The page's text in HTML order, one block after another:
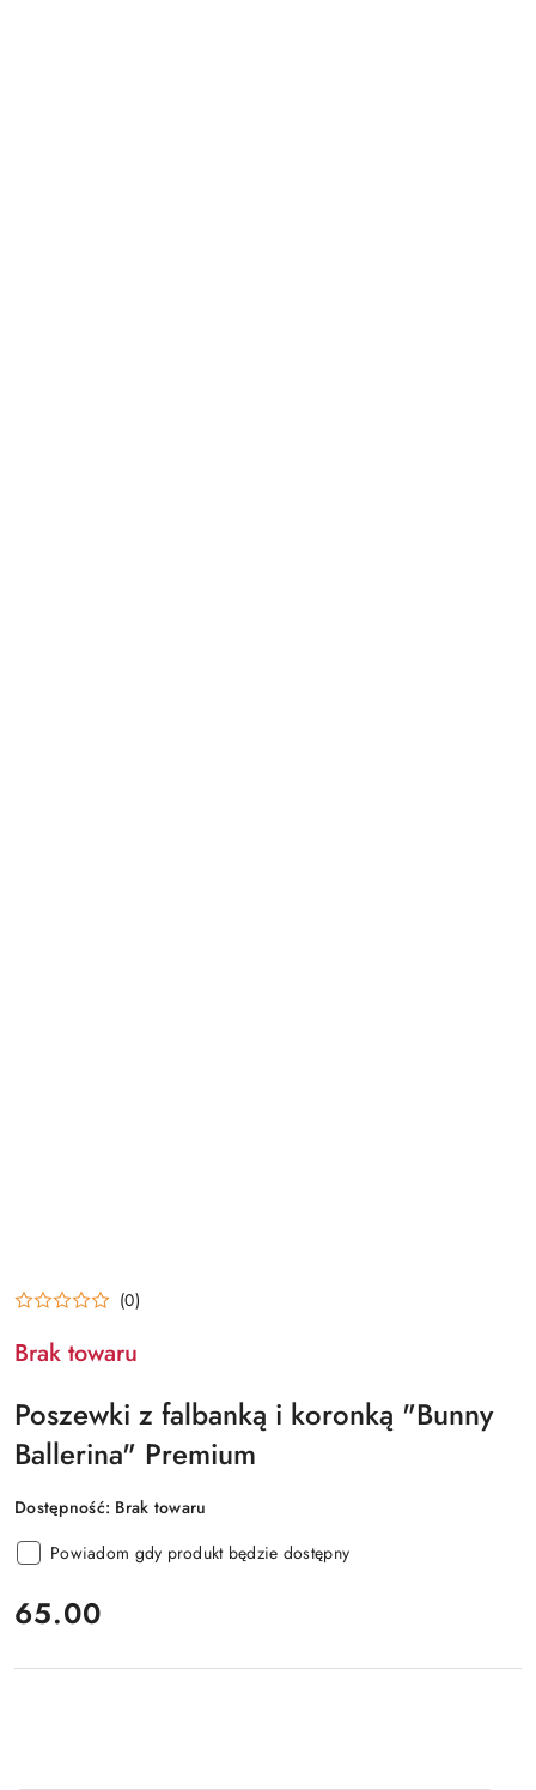
(0)
Brak towaru
Poszewki z falbanką i koronką "Bunny
Ballerina" Premium
Dostępność: Brak towaru
Powiadom gdy produkt będzie dostępny
cena:
65.00